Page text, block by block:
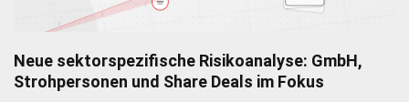
Neue sektorspezifische Risikoanalyse: GmbH,
Strohpersonen und Share Deals im Fokus